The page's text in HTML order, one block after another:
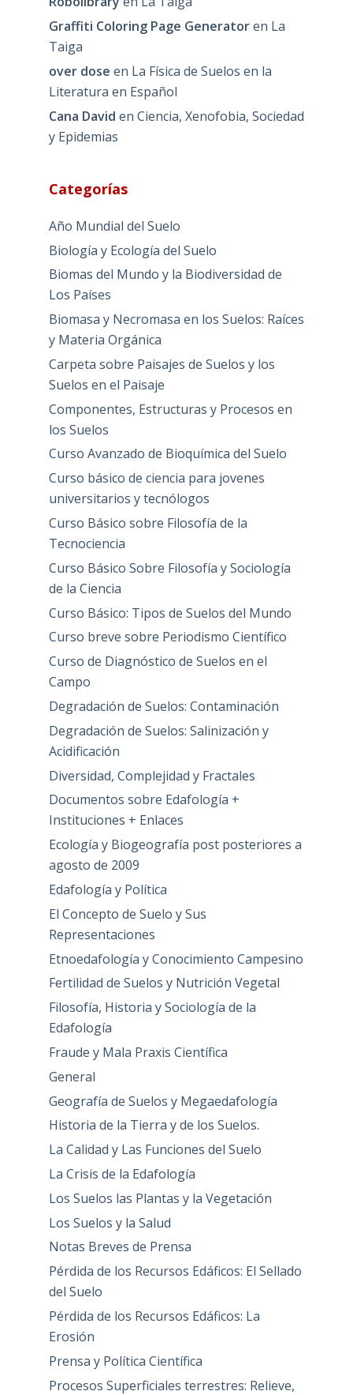
Graffiti Coloring Page Generatoren La
Taiga
over dose en La Física de Suelos en la
Literatura en Español
Cana David en Ciencia, Xenofobia, Sociedad
y Epidemias
Categorías
Año Mundial del Suelo
Biología y Ecología del Suelo
Biomas del Mundo y la Biodiversidad de
Los Países
Biomasa y Necromasa en los Suelos: Raíces
y Materia Orgánica
Carpeta sobre Paisajes de Suelos y los
Suelos en el Paisaje
Componentes, Estructuras y Procesos en
los Suelos
Curso Avanzado de Bioquímica del Suelo
Curso básico de ciencia para jovenes
universitarios y tecnólogos
Curso Básico sobre Filosofía de la
Tecnociencia
Curso Básico Sobre Filosofía y Sociología
de la Ciencia
Curso Básico: Tipos de Suelos del Mundo
Curso breve sobre Periodismo Científico
Curso de Diagnóstico de Suelos en el
Campo
Degradación de Suelos: Contaminación
Degradación de Suelos: Salinización y
Acidificación
Diversidad, Complejidad y Fractales
Documentos sobre Edafología +
Instituciones + Enlaces
Ecología y Biogeografía post posteriores a
agosto de 2009
Edafología y Política
El Concepto de Suelo y Sus
Representaciones
Etnoedafología y Conocimiento Campesino
Fertilidad de Suelos y Nutrición Vegetal
Filosofía, Historia y Sociología de la
Edafología
Fraude y Mala Praxis Científica
General
Geografía de Suelos y Megaedafología
Historia de la Tierra y de los Suelos.
La Calidad y Las Funciones del Suelo
La Crisis de la Edafología
Los Suelos las Plantas y la Vegetación
Los Suelos y la Salud
Notas Breves de Prensa
Pérdida de los Recursos Edáficos: El Sellado
del Suelo
Pérdida de los Recursos Edáficos: La
Erosión
Prensa y Política Científica
Procesos Superficiales terrestres: Relieve,